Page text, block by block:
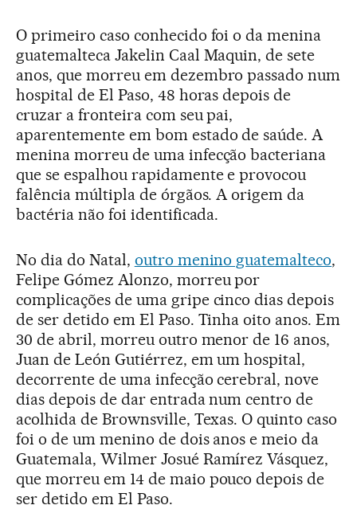
O primeiro caso conhecido foi o da menina
guatemalteca Jakelin Caal Maquin, de sete
anos, que morreu em dezembro passado num
hospital de El Paso, 48 horas depois de
cruzar a fronteira com seu pai,
aparentemente em bom estado de saúde. A
menina morreu de uma infecção bacteriana
que se espalhou rapidamente e provocou
falência múltipla de órgãos. A origem da
bactéria não foi identificada.
No dia do Natal, outro menino guatemalteco,
Felipe Gómez Alonzo, morreu por
complicações de uma gripe cinco dias depois
de ser detido em El Paso. Tinha oito anos. Em
30 de abril, morreu outro menor de 16 anos,
Juan de León Gutiérrez, em um hospital,
decorrente de uma infecção cerebral, nove
dias depois de dar entrada num centro de
acolhida de Brownsville, Texas. O quinto caso
foi o de um menino de dois anos e meio da
Guatemala, Wilmer Josué Ramírez Vásquez,
que morreu em 14 de maio pouco depois de
ser detido em El Paso.